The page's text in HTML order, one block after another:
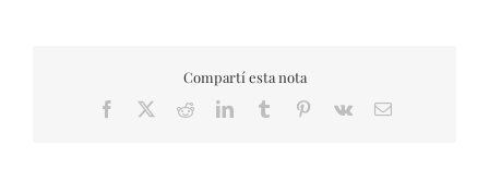
Compartí esta nota
Facebook RedditLinkedInTumblr Pinterest
Vk Email